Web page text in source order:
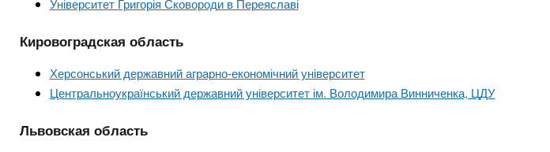
Університет Григорія Сковороди в Переяславі
Кировоградская область
Херсонський державний аграрно-економічний університет
Центральноукраїнський державний університет ім. Володимира Винниченка, ЦДУ
Львовская область